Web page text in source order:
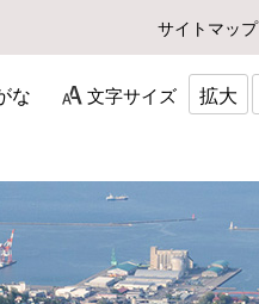
サイトマップ
な 文字サイズ 拡大